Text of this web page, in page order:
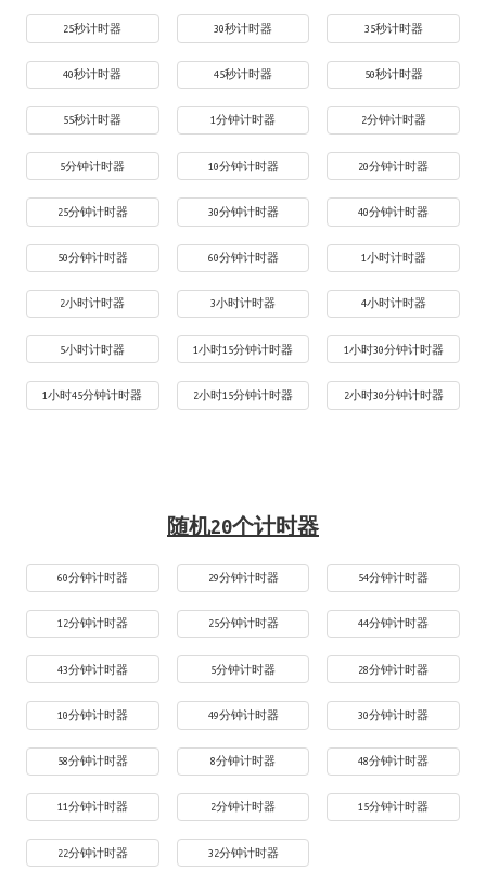
25秒计时器 30秒计时器 35秒计时器
40秒计时器 45秒计时器 50秒计时器
55秒计时器 1分钟计时器 2分钟计时器
5分钟计时器 10分钟计时器 20分钟计时器
25分钟计时器 30分钟计时器 40分钟计时器
50分钟计时器 60分钟计时器 1小时计时器
2小时计时器 3小时计时器 4小时计时器
5小时计时器 1小时15分钟计时器 1小时30分钟计时器
1小时45分钟计时器 2小时15分钟计时器 2小时30分钟计时器
随机20个计时器
60分钟计时器 29分钟计时器 54分钟计时器
12分钟计时器 25分钟计时器 44分钟计时器
43分钟计时器 5分钟计时器 28分钟计时器
10分钟计时器 49分钟计时器 30分钟计时器
58分钟计时器 8分钟计时器 48分钟计时器
11分钟计时器 2分钟计时器 15分钟计时器
22分钟计时器 32分钟计时器